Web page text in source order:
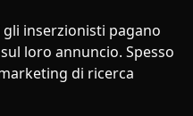
inserzionisti pagano
loro annuncio. Spesso
di ricerca